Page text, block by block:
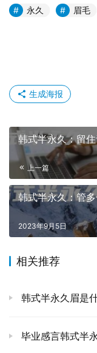
永久 眉毛
生成海报
韩式半永久：留
上一篇
韩式半永久：管
2023年9月5日
相关推荐
韩式半永久眉是
毕业感言韩式半